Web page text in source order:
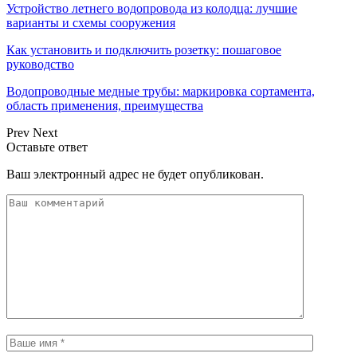
Устройство летнего водопровода из колодца: лучшие
варианты и схемы сооружения
Как установить и подключить розетку: пошаговое
руководство
Водопроводные медные трубы: маркировка сортамента,
область применения, преимущества
Prev Next
Оставьте ответ
Ваш электронный адрес не будет опубликован.